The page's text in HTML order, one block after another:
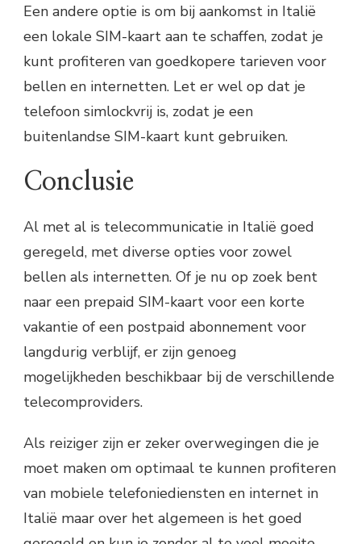
Een andere optie is om bij aankomst in Italië
een lokale SIM-kaart aan te schaffen, zodat je
kunt profiteren van goedkopere tarieven voor
bellen en internetten. Let er wel op dat je
telefoon simlockvrij is, zodat je een
buitenlandse SIM-kaart kunt gebruiken.
Conclusie
Al met al is telecommunicatie in Italië goed
geregeld, met diverse opties voor zowel
bellen als internetten. Of je nu op zoek bent
naar een prepaid SIM-kaart voor een korte
vakantie of een postpaid abonnement voor
langdurig verblijf, er zijn genoeg
mogelijkheden beschikbaar bij de verschillende
telecomproviders.
Als reiziger zijn er zeker overwegingen die je
moet maken om optimaal te kunnen profiteren
van mobiele telefoniediensten en internet in
Italië maar over het algemeen is het goed